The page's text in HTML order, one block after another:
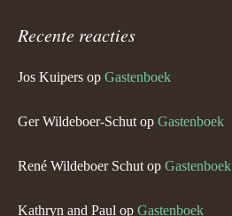
Recente reacties
Jos Kuipers op Gastenboek
Ger Wildeboer-Schut op Gastenboek
René Wildeboer Schut op Gastenboek
Kathryn and Paul op Gastenboek